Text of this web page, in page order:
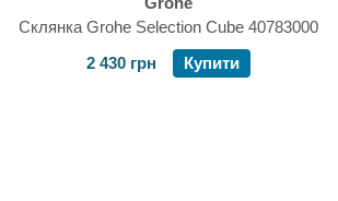
Склянка Grohe Selection Cube 40783000
2 430 грн
Купити